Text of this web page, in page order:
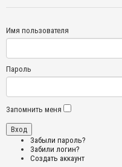
Имя пользователя
Пароль
Запомнить меня
Забыли пароль?
Забили логин?
Создать аккаунт